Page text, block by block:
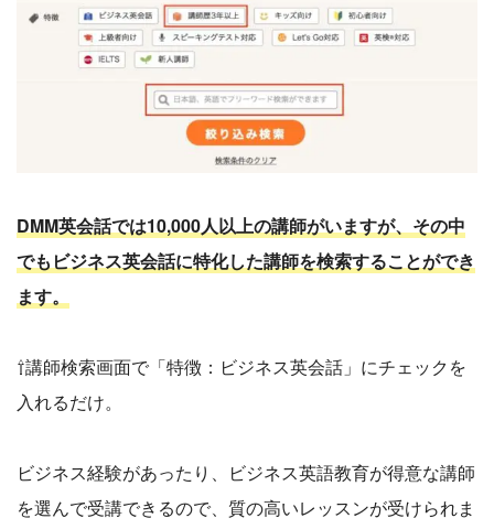
DMM英会話では10,000人以上の講師がいますが、その中
でもビジネス英会話に特化した講師を検索することができ
ます。
⇧講師検索画面で「特徴：ビジネス英会話」にチェックを
入れるだけ。
ビジネス経験があったり、ビジネス英語教育が得意な講師
を選んで受講できるので、質の高いレッスンが受けられま